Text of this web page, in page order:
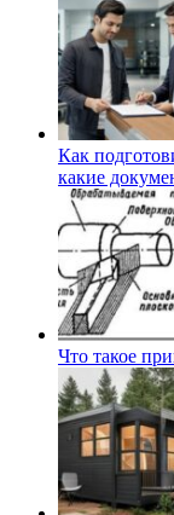
Как
какие
Что такое